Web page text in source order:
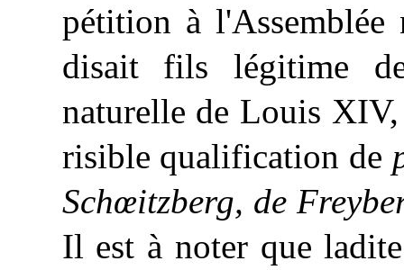
pétition à
disait fils légitime
naturelle de Louis
risible qualification de
Schœitzberg, de
Il est à noter que